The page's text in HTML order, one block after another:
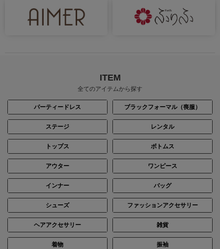
ITEM
全てのアイテムから探す
パーティードレス ブラックフォーマル（喪服）
ステージ レンタル
トップス ボトムス
アウター ワンピース
インナー バッグ
シューズ ファッションアクセサリー
ヘアアクセサリー 雑貨
着物 振袖